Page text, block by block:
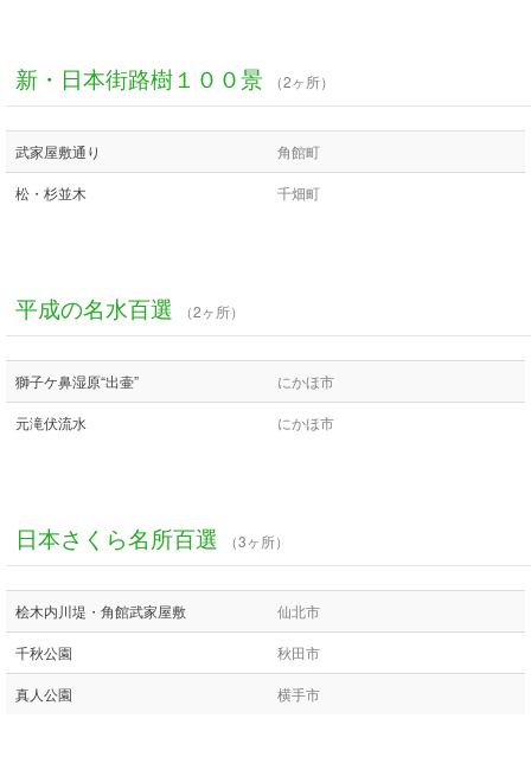
新・日本街路樹１００景 （2ヶ所）
武家屋敷通り 角館町
松・杉並木 千畑町
平成の名水百選 （2ヶ所）
獅子ケ鼻湿原“出壷” にかほ市
元滝伏流水 にかほ市
日本さくら名所百選 （3ヶ所）
桧木内川堤・角館武家屋敷 仙北市
千秋公園 秋田市
真人公園 横手市